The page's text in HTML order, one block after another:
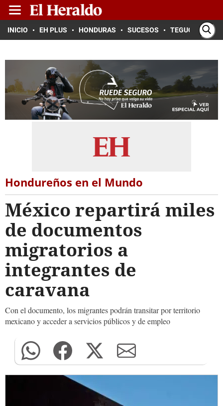
INICIO EH PLUS HONDURAS SUCESOS TEGUCIGALPA
Hondureños en el Mundo
México repartirá miles
de documentos
migratorios a
integrantes de
caravana
Con el documento, los migrantes podrán transitar por territorio
mexicano y acceder a servicios públicos y de empleo